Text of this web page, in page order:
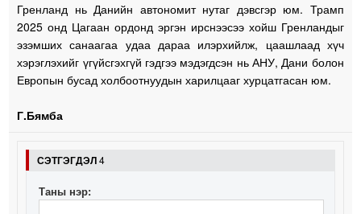
Гренланд нь Данийн автономит нутаг дэвсгэр юм. Трамп
2025 онд Цагаан ордонд эргэн ирснээсээ хойш Гренландыг
эзэмших санаагаа удаа дараа илэрхийлж, цаашлаад хүч
хэрэглэхийг үгүйсгэхгүй гэдгээ мэдэгдсэн нь АНУ, Дани болон
Европын бусад холбоотнуудын харилцааг хурцатгасан юм.
Г.Бямба
СЭТГЭГДЭЛ4
Таны нэр: